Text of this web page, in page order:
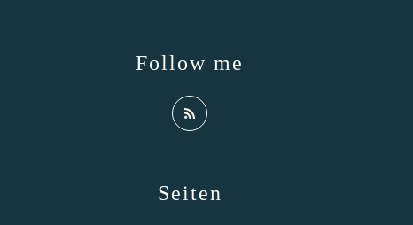
Seiten
Follow me